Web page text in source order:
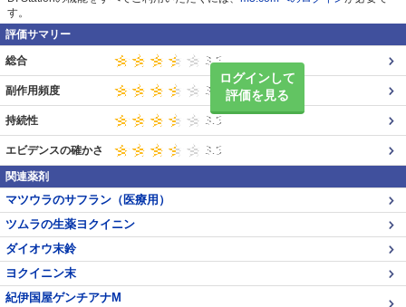
す。
評価サマリー
ログインして
評価を見る
総合
副作用頻度
持続性
エビデンスの確かさ
関連薬剤
マツウラのサフラン（医療用）
ツムラの生薬ヨクイニン
ダイオウ末鈴
ヨクイニン末
紀伊国屋ゲンチアナM